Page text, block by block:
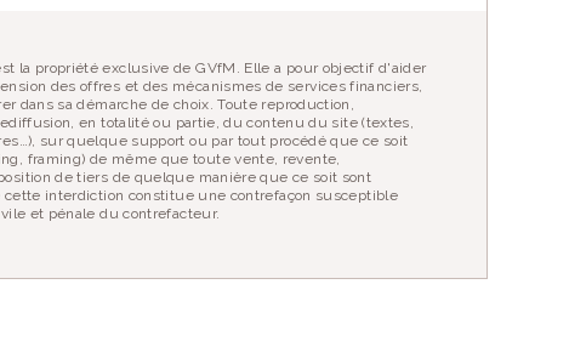
la propriété exclusive de GVfM. Elle a pour objectif d'aider
des offres et des mécanismes de services financiers,
dans sa démarche de choix. Toute reproduction,
en totalité ou partie, du contenu du site (textes,
sur quelque support ou par tout procédé que ce soit
framing) de même que toute vente, revente,
de tiers de quelque manière que ce soit sont
interdiction constitue une contrefaçon susceptible
et pénale du contrefacteur.